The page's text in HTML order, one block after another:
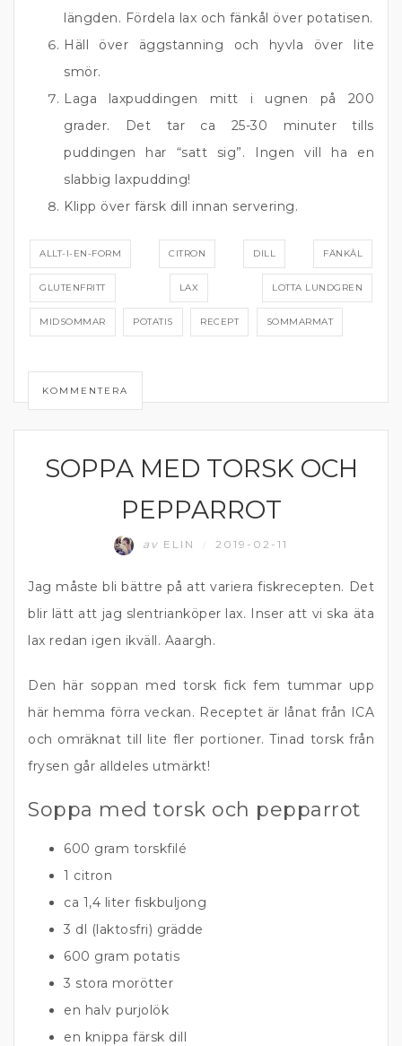
längden. Fördela lax och fänkål över potatisen.
Häll över äggstanning och hyvla över lite
smör.
Laga laxpuddingen mitt i ugnen på 200
grader. Det tar ca 25-30 minuter tills
puddingen har “satt sig”. Ingen vill ha en
slabbig laxpudding!
Klipp över färsk dill innan servering.
ALLT-I-EN-FORM CITRON DILL FÄNKÅL
GLUTENFRITT LAX LOTTA LUNDGREN
MIDSOMMAR POTATIS RECEPT SOMMARMAT
KOMMENTERA
FISK
SOPPA MED TORSK OCH
PEPPARROT
av ELIN 2019-02-11
Jag måste bli bättre på att variera fiskrecepten. Det
blir lätt att jag slentrianköper lax. Inser att vi ska äta
lax redan igen ikväll. Aaargh.
Den här soppan med torsk fick fem tummar upp
här hemma förra veckan. Receptet är lånat från ICA
och omräknat till lite fler portioner. Tinad torsk från
frysen går alldeles utmärkt!
Soppa med torsk och pepparrot
600 gram torskfilé
1 citron
ca 1,4 liter fiskbuljong
3 dl (laktosfri) grädde
600 gram potatis
3 stora morötter
en halv purjolök
en knippa färsk dill